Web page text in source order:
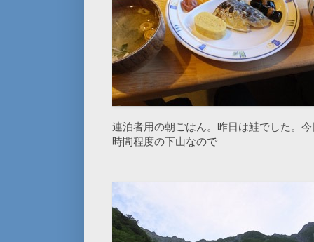
連泊者用の朝ごはん。昨日は鮭でした。
時間程度の下山なので